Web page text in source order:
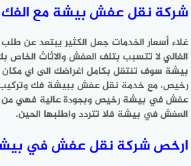
شركة نقل عفش بيشة مع الفك
غلاء أسعار الخدمات جعل الكثير يبتعد عن طلب
الغالي لا تتسبب بتلف العفش والاثاث
بيشة سوف تنتقل بكامل اغراضك الى اي
رخيص، مع خدمة نقل عفش ببيشة فك
عفش في بيشة رخيص وبجودة عالية فهي
العفش في بيشة فلا تتردد واطلبها الحين.
ارخص شركة نقل عفش في